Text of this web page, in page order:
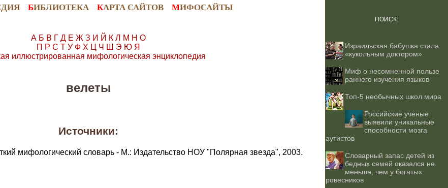
БИБЛИОТЕКА КАРТА САЙТОВ МИФОСАЙТЫ
А Б В Г Д Е Ж З И Й К Л М Н О
П Р С Т У Ф Х Ц Ч Ш Э Ю Я
иллюстрированная мифологическая энциклопедия
велеты
Источники:
мифологический словарь - М.: Издательство НОУ "Полярная звезда", 2003.
ПОИСК:
Израильская бабушка стала
«кукольным доктором»
Миф о несомненной пользе
раннего изучения языков
Топ-5 необычных школ мира
Российские ученые
выявили уникальные
способности мозга
аутистов
Словарный запас детей из
бедных семей оказался не
меньше, чем у богатых
ровесников